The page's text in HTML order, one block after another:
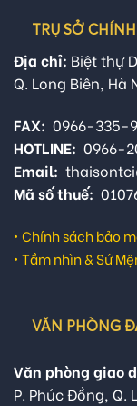
TRỤ SỞ CHÍNH
Địa chỉ: Biệt thự
Q. Long Biên, Hà
FAX: 0966-335-
HOTLINE: 0966-
Email:
Mã số thuế:
• Chính sách bảo
• Tầm nhìn & Sứ
VĂN PHÒNG
Văn phòng giao
P. Phúc Đồng, Q.